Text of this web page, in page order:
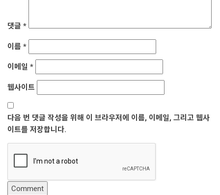
댓글 *
이름 *
이메일 *
웹사이트
다음 번 댓글 작성을 위해 이 브라우저에 이름, 이메일, 그리고 웹사
이트를 저장합니다.